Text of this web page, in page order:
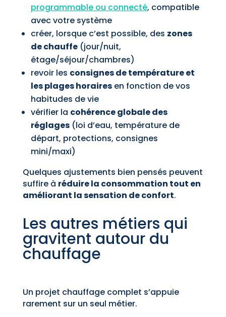
programmable ou connecté, compatible
avec votre système
créer, lorsque c’est possible, des zones
de chauffe(jour/nuit,
étage/séjour/chambres)
revoir les consignes de température et
les plages horairesen fonction de vos
habitudes de vie
vérifier la cohérence globale des
réglages(loi d’eau, température de
départ, protections, consignes
mini/maxi)
Quelques ajustements bien pensés peuvent
suffire à réduire la consommation tout en
améliorant la sensation de confort.
Les autres métiers qui
gravitent autour du
chauffage
Un projet chauffage complet s’appuie
rarement sur un seul métier.